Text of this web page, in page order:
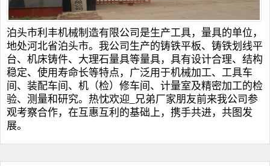
泊头市利丰机械制造有限公司是生产工具，量具的单位，
地处河北省泊头市。我公司生产的铸铁平板、 铸铁划线平
台、 机床铸件、 大理石量具等量具，具有设计合理、结构
稳定、使用寿命长等特点，广泛用于机械加工、工具车
间、装配车间、机（检）修车间、计量室及精密加工的检
验、测量和研究。热忱欢迎_兄弟厂家朋友前来我公司参
观考察合作，在互惠互利的基础上，携手共进，共图发
展。